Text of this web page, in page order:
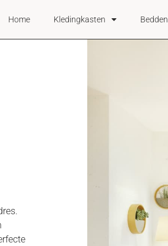
Home Kledingkasten Bedden